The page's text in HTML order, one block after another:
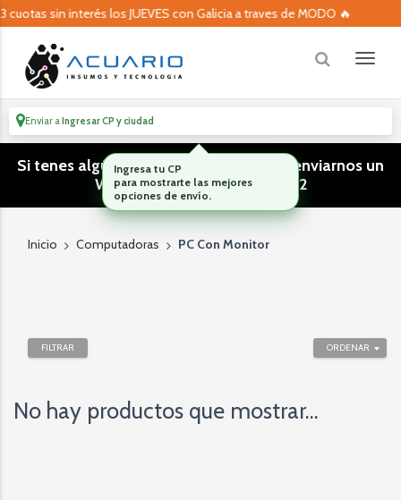
sin interés los JUEVES con Galicia a traves de MODO 🔥
Enviar aIngresar CP y ciudad
Si tenes algún tipo de consulta podes enviarnos un
WhatsApp! (011) 15 5386 3812
Inicio Computadoras PC Con Monitor
ORDENAR
FILTRAR
No hay productos que mostrar...
Ingresa tu CP
para mostrarte las mejores
opciones de envío.